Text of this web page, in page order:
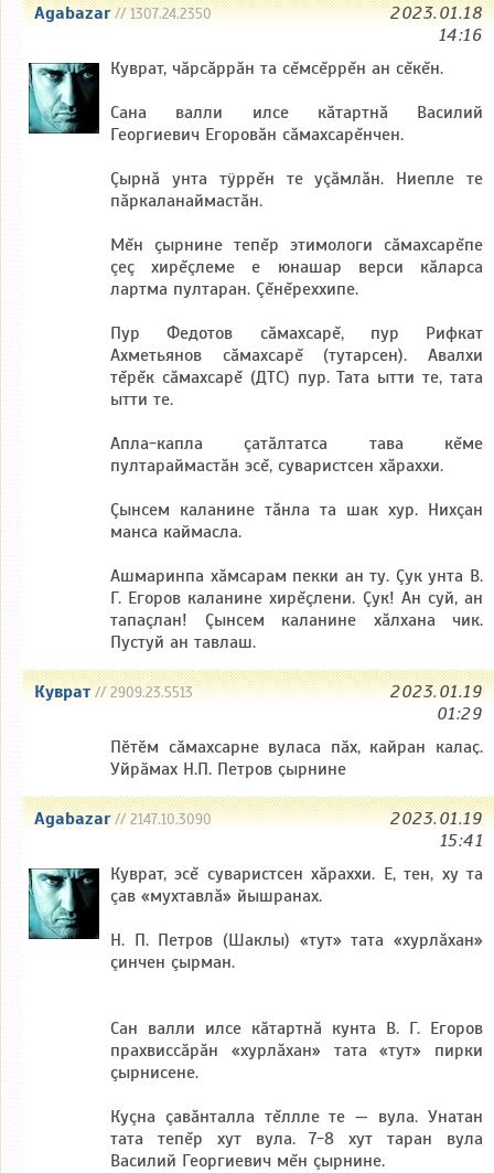
Agabazar// 1307.24.2350
2023.01.18
14:16
Куврат, чăрсăррăн та сĕмсĕррĕн ан сĕкĕн.
Сана валли илсе кăтартнă Василий
Георгиевич Егоровăн сăмахсарĕнчен.
Çырнă унта тÿррĕн те уçăмлăн. Ниепле те
пăркаланаймастăн.
Мĕн çырнине тепĕр этимологи сăмахсарĕпе
çеç хирĕçлеме е юнашар верси кăларса
лартма пултаран. Çĕнĕреххипе.
Пур Федотов сăмахсарĕ, пур Рифкат
Ахметьянов сăмахсарĕ (тутарсен). Авалхи
тĕрĕк сăмахсарĕ (ДТС) пур. Тата ытти те, тата
ытти те.
Апла-капла çатăлтатса тава кĕме
пултараймастăн эсĕ, суваристсен хăраххи.
Çынсем каланине тăнла та шак хур. Нихçан
манса каймасла.
Ашмаринпа хăмсарам пекки ан ту. Çук унта В.
Г. Егоров каланине хирĕçлени. Çук! Ан суй, ан
тапаçлан! Çынсем каланине хăлхана чик.
Пустуй ан тавлаш.
Куврат// 2909.23.5513
2023.01.19
01:29
Пӗтӗм сӑмахсарне вуласа пӑх, кайран калаҫ.
Уйрӑмах Н.П. Петров ҫырнине
Agabazar// 2147.10.3090
2023.01.19
15:41
Куврат, эсĕ суваристсен хăраххи. Е, тен, ху та
çав «мухтавлă» йышранах.
Н. П. Петров (Шаклы) «тут» тата «хурлăхан»
çинчен çырман.
Сан валли илсе кăтартнă кунта В. Г. Егоров
прахвиссăрăн «хурлăхан» тата «тут» пирки
çырнисене.
Куçна çавăнталла тĕллле те — вула. Унатан
тата тепĕр хут вула. 7-8 хут таран вула
Василий Георгиевич мĕн çырнине.